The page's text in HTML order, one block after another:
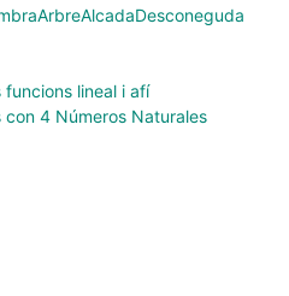
lineal i afí
4 Números Naturales